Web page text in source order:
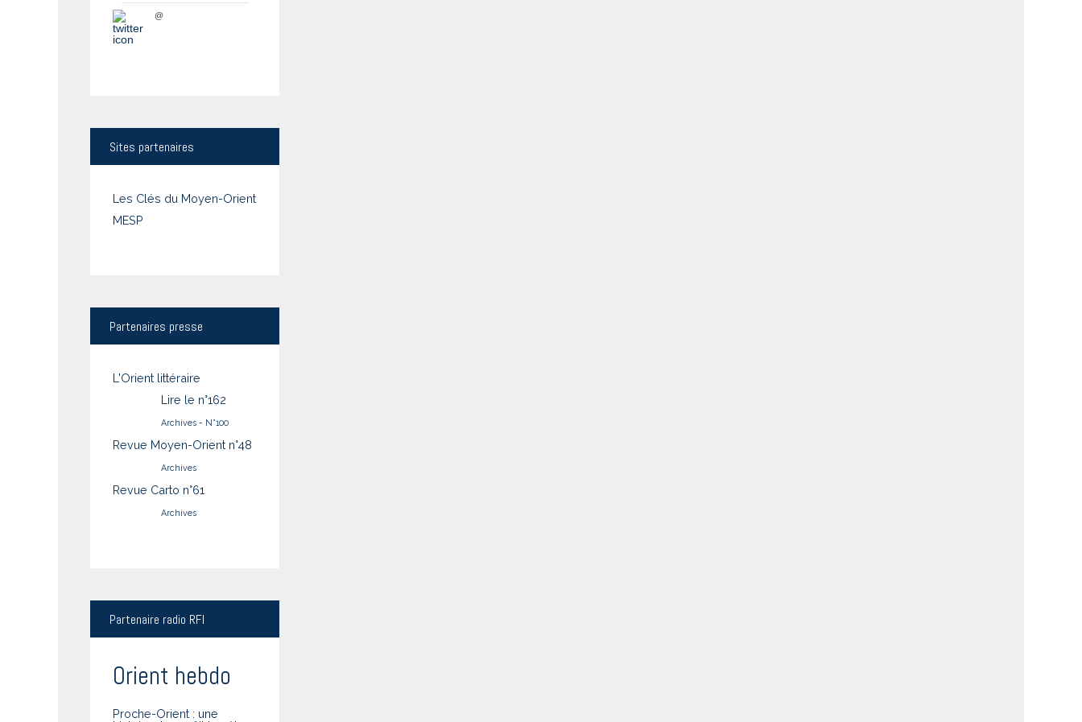
@
Sites partenaires
Les Clés du Moyen-Orient
MESP
Partenaires presse
L'Orient littéraire
Lire le n°162
Archives - N°100
Revue Moyen-Orient n°48
Archives
Revue Carto n°61
Archives
Partenaire radio RFI
Orient hebdo
Proche-Orient : une